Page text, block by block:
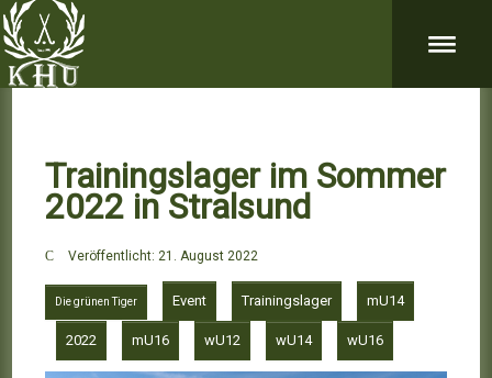
Trainingslager im Sommer
2022 in Stralsund
Veröffentlicht: 21. August 2022
Die grünen Tiger Event Trainingslager mU14
2022 mU16 wU12 wU14 wU16